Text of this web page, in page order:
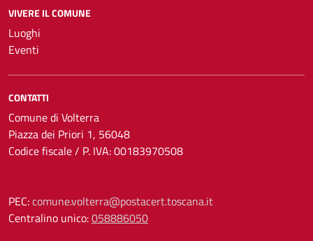
VIVERE IL COMUNE
Luoghi
Eventi
CONTATTI
Comune di Volterra
Piazza dei Priori 1, 56048
Codice fiscale / P. IVA: 00183970508
PEC:comune.volterra@postacert.toscana.it
Centralino unico:058886050